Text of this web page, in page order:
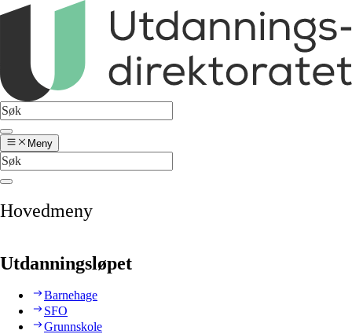
Meny
Hovedmeny
Utdanningsløpet
Barnehage
SFO
Grunnskole